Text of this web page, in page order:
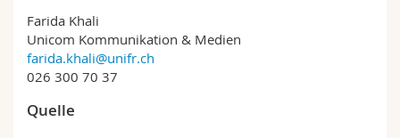
Farida Khali
Unicom Kommunikation & Medien
farida.khali@unifr.ch
026 300 70 37
Quelle